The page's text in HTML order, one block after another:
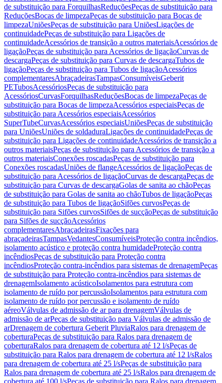
de substituição para ForquilhasReduçõesPeças de substituição para
ReduçõesBocas de limpezaPeças de substituição para Bocas de
limpezaUniõesPeças de substituição para UniõesLigações de
continuidadePeças de substituição para Ligações de
continuidadeAcessórios de transição a outros materiaisAcessórios de
ligaçãoPeças de substituição para Acessórios de ligaçãoCurvas de
descargaPeças de substituição para Curvas de descargaTubos de
ligaçãoPeças de substituição para Tubos de ligaçãoAcessórios
complementaresAbraçadeirasTampasConsumíveisGeberit
PETubosAcessóriosPeças de substituição para
AcessóriosCurvasForquilhasReduçõesBocas de limpezaPeças de
substituição para Bocas de limpezaAcessórios especiaisPeças de
substituição para Acessórios especiaisAcessórios
SuperTubeCurvasAcessórios especiaisUniõesPeças de substituição
para UniõesUniões de soldaduraLigações de continuidadePeças de
substituição para Ligações de continuidadeAcessórios de transição a
outros materiaisPeças de substituição para Acessórios de transição a
outros materiaisConexões roscadasPeças de substituição para
Conexões roscadasUniões de flangeAcessórios de ligaçãoPeças de
substituição para Acessórios de ligaçãoCurvas de descargaPeças de
substituição para Curvas de descargaGolas de sanita ao chãoPeças
de substituição para Golas de sanita ao chãoTubos de ligaçãoPeças
de substituição para Tubos de ligaçãoSifões curvosPeças de
substituição para Sifões curvosSifões de sucçãoPeças de substituição
para Sifões de sucçãoAcessórios
complementaresAbraçadeirasFixações para
abraçadeirasTampasVedantesConsumíveisProteção contra incêndios,
isolamento acústico e proteção contra humidadeProteção contra
incêndiosPeças de substituição para Proteção contra
incêndiosProteção contra-incêndios para sistemas de drenagemPeças
de substituição para Proteção contra-incêndios para sistemas de
drenagemIsolamento acústicoIsolamentos para estrutura com
isolamento de ruído por percussãoIsolamentos para estrutura com
isolamento de ruído por percussão e isolamento de ruído
aéreoVálvulas de admissão de ar para drenagemVálvulas de
admissão de arPeças de substituição para Válvulas de admissão de
arDrenagem de cobertura Geberit PluviaRalos para drenagem de
coberturaPeças de substituição para Ralos para drenagem de
coberturaRalos para drenagem de cobertura até 12 l/sPeças de
substituição para Ralos para drenagem de cobertura até 12 l/sRalos
para drenagem de cobertura até 25 l/sPeças de substituição para
Ralos para drenagem de cobertura até 25 l/sRalos para drenagem de
cobertura até 100 l/sPeças de substituição para Ralos para drenagem